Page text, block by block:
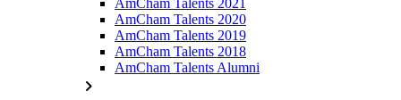
AmCham Talents 2021
AmCham Talents 2020
AmCham Talents 2019
AmCham Talents 2018
AmCham Talents Alumni
chevron_right